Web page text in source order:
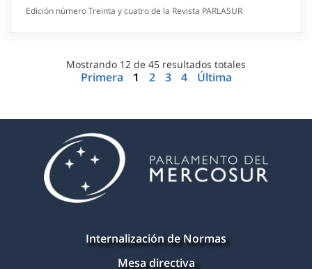
Edición número Treinta y cuatro de la Revista PARLASUR
Mostrando 12 de 45 resultados totales
Primera 1 2 3 4 Última
Internalización de Normas
Mesa directiva